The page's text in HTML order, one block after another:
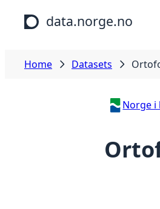
Skip to main content
data.norge.no
Home Datasets
Norge i